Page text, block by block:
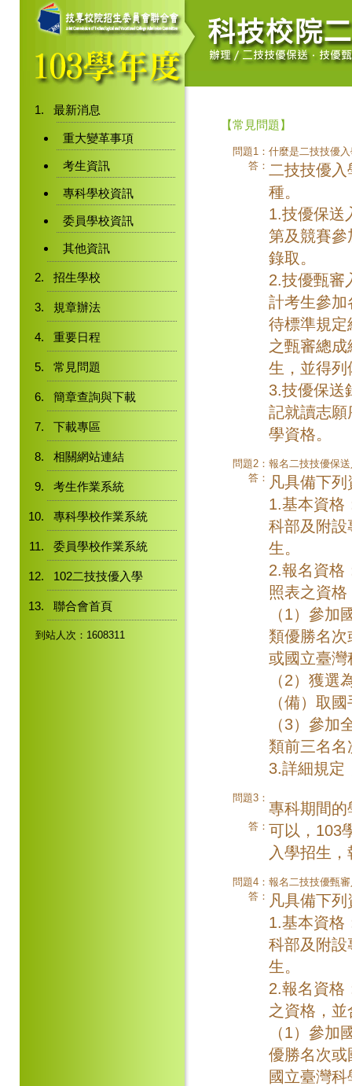
最新消息
重大變革事項
考生資訊
專科學校資訊
委員學校資訊
其他資訊
招生學校
規章辦法
重要日程
常見問題
簡章查詢與下載
下載專區
相關網站連結
考生作業系統
專科學校作業系統
委員學校作業系統
102二技技優入學
聯合會首頁
到站人次：1608311
【常見問題】
問題1： 什麼是二技技優
答： 二技技優入
種。
1.技優保送
第及競賽參
錄取。
2.技優甄審
計考生參加
待標準規定
之甄審總
生，並得列
3.技優保送
記就讀志願
學資格。
問題2： 報名二技技優保
答： 凡具備下
1.基本資格
科部及附設
生。
2.報名資格
照表之資
（1）參加
類優勝名次
或國立臺灣
（2）獲選
（備）取
（3）參加
類前三名名
3.詳細規定
問題3：
專科期間的
答： 可以，103
入學招生
問題4： 報名二技技優甄
答： 凡具備下
1.基本資格
科部及附設
生。
2.報名資格
之資格，
（1）參加
優勝名次或
國立臺灣